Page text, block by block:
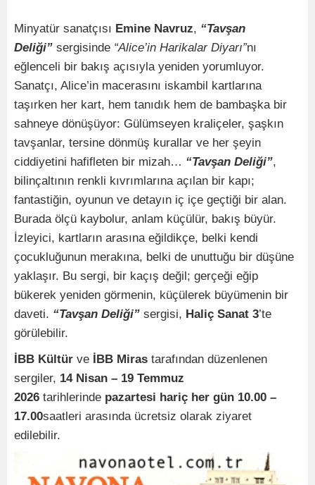
Minyatür sanatçısı Emine Navruz, “Tavşan
Deliği” sergisinde “Alice’in Harikalar Diyarı”nı
eğlenceli bir bakış açısıyla yeniden yorumluyor.
Sanatçı, Alice’in macerasını iskambil kartlarına
taşırken her kart, hem tanıdık hem de bambaşka bir
sahneye dönüşüyor: Gülümseyen kraliçeler, şaşkın
tavşanlar, tersine dönmüş kurallar ve her şeyin
ciddiyetini hafifleten bir mizah… “Tavşan Deliği”,
bilinçaltının renkli kıvrımlarına açılan bir kapı;
fantastiğin, oyunun ve detayın iç içe geçtiği bir alan.
Burada ölçü kaybolur, anlam küçülür, bakış büyür.
İzleyici, kartların arasına eğildikçe, belki kendi
çocukluğunun merakına, belki de unuttuğu bir düşüne
yaklaşır. Bu sergi, bir kaçış değil; gerçeği eğip
bükerek yeniden görmenin, küçülerek büyümenin bir
daveti. “Tavşan Deliği” sergisi, Haliç Sanat 3’te
görülebilir.
İBB Kültür ve İBB Miras tarafından düzenlenen
sergiler, 14 Nisan – 19 Temmuz
2026 tarihlerinde pazartesi hariç her gün 10.00 –
17.00saatleri arasında ücretsiz olarak ziyaret
edilebilir.